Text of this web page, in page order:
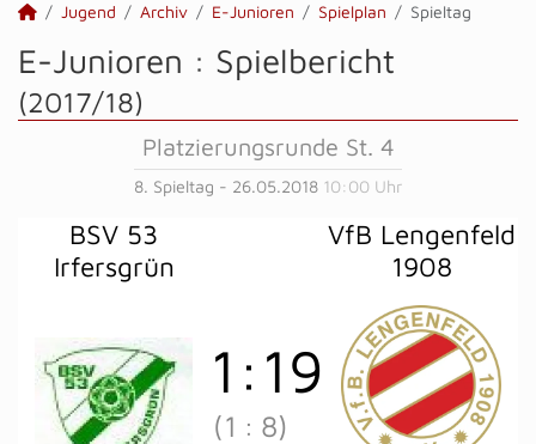
Jugend Archiv E-Junioren Spielplan Spieltag
E-Junioren : Spielbericht
(2017/18)
Platzierungsrunde St. 4
8. Spieltag - 26.05.2018 10:00 Uhr
BSV 53
Irfersgrün
VfB Lengenfeld
1908
1 : 19
(1 : 8)